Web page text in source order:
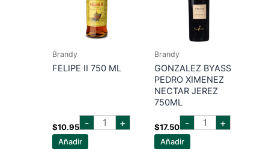
Brandy
FELIPE II 750 ML
$10.95 - FELIPE
II +
Añadir
Brandy
GONZALEZ BYASS
PEDRO XIMENEZ
NECTAR JEREZ
750ML
$17.50 - GONZALEZ
BYASS+
Añadir